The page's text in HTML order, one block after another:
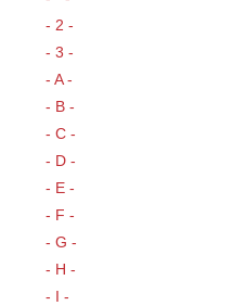
- 2 -
- 3 -
- A -
- B -
- C -
- D -
- E -
- F -
- G -
- H -
- I -